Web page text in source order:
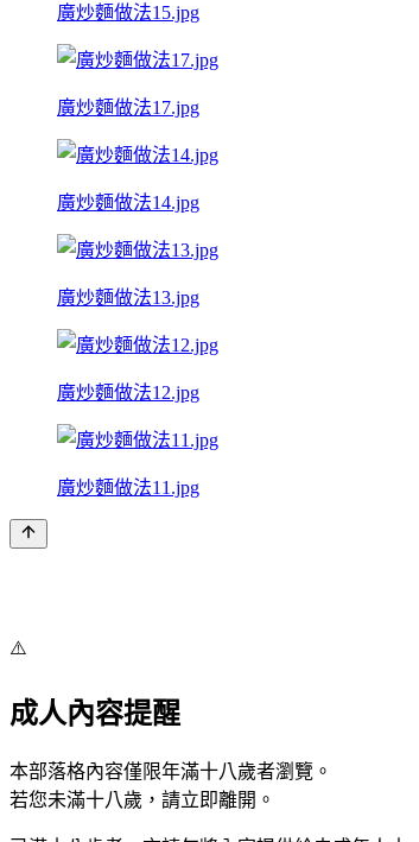
廣炒麵做法15.jpg
廣炒麵做法17.jpg
廣炒麵做法14.jpg
廣炒麵做法13.jpg
廣炒麵做法12.jpg
廣炒麵做法11.jpg
⚠️
成人內容提醒
本部落格內容僅限年滿十八歲者瀏覽。
若您未滿十八歲，請立即離開。